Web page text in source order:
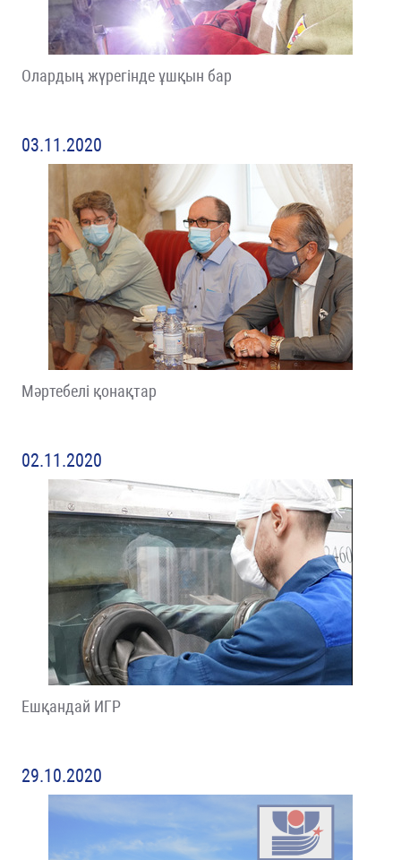
Олардың жүрегінде ұшқын бар
03.11.2020
Мәртебелі қонақтар
02.11.2020
Ешқандай ИГР
29.10.2020